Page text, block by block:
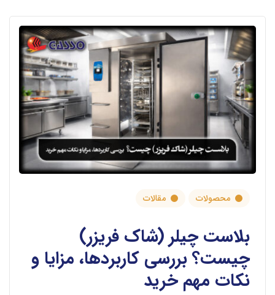
محصولات مقالات
بلاست چیلر (شاک فریزر)
چیست؟ بررسی کاربردها، مزایا و
نکات مهم خرید